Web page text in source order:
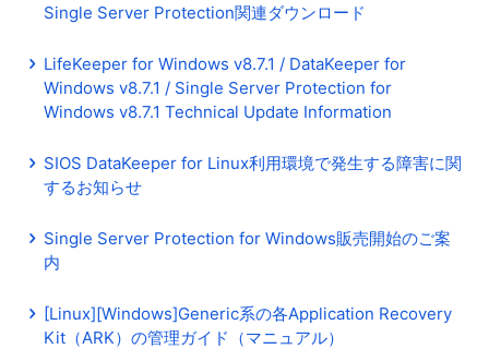
Single Server Protection関連ダウンロード
LifeKeeper for Windows v8.7.1 / DataKeeper for
Windows v8.7.1 / Single Server Protection for
Windows v8.7.1 Technical Update Information
SIOS DataKeeper for Linux利用環境で発生する障害に関
するお知らせ
Single Server Protection for Windows販売開始のご案
内
[Linux][Windows]Generic系の各Application Recovery
Kit（ARK）の管理ガイド（マニュアル）